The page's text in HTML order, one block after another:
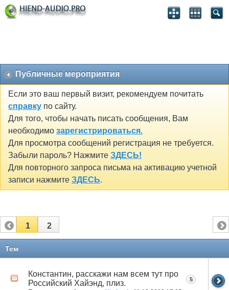
Публичные мероприятия
Если это ваш первый визит, рекомендуем почитать
справку по сайту.
Для того, чтобы начать писать сообщения, Вам
необходимо зарегистрироваться.
Для просмотра сообщений регистрация не требуется.
Забыли пароль? Нажмите ЗДЕСЬ!
Для повторного запроса письма на активацию учетной
записи нажмите ЗДЕСЬ.
1 2
Тем
Константин, расскажи нам всем тут про
Российский Хайэнд, плиз.
5